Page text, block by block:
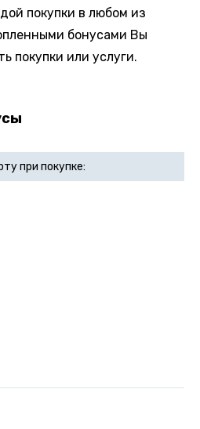
покупки в любом из
бонусами Вы
покупки или услуги.
при покупке: